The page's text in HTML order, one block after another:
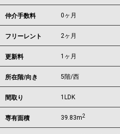
仲介手数料 0ヶ月
フリーレント 2ヶ月
更新料 1ヶ月
所在階/向き 5階/西
間取り 1LDK
専有面積 39.83m2